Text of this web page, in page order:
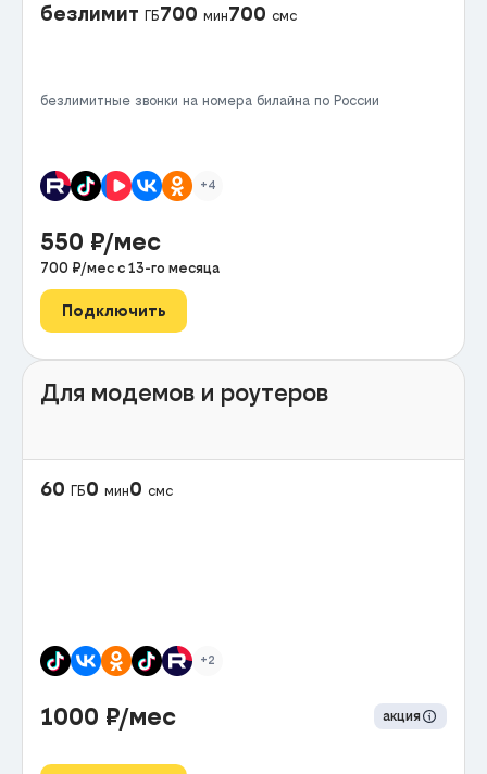
безлимит ГБ700 мин700 смс
безлимитные звонки на номера билайна по России
+4
550 ₽/мес
700 ₽/мес с 13-го месяца
Подключить
Для модемов и роутеров
60 ГБ0 мин0 смс
+2
1000 ₽/мес акция